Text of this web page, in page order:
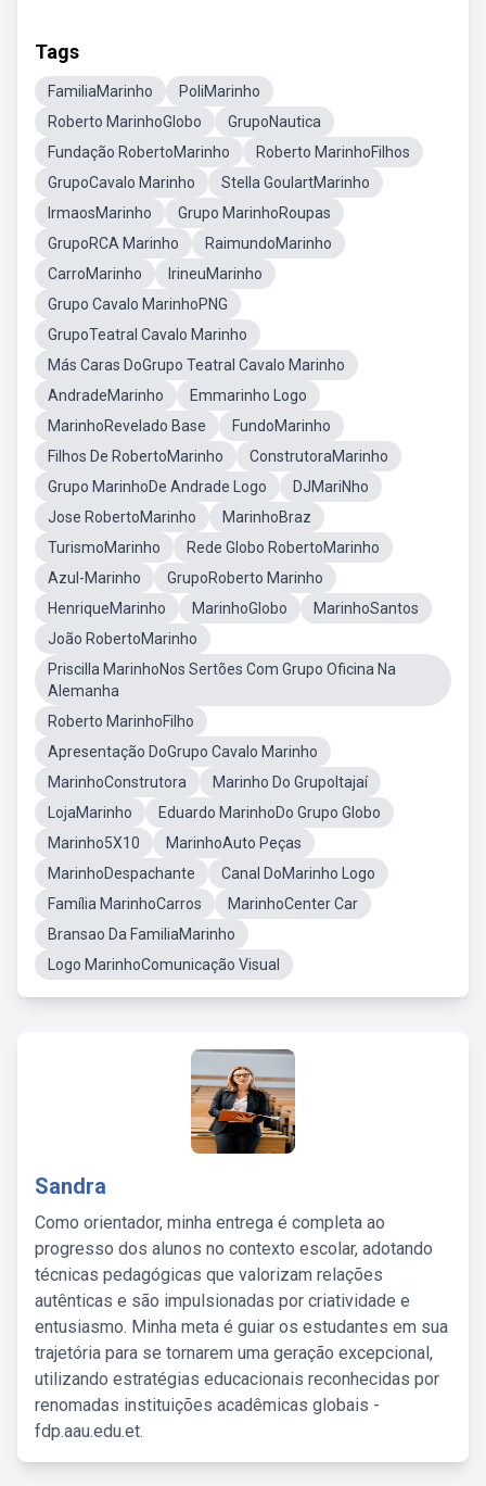
Tags
FamiliaMarinho
PoliMarinho
Roberto MarinhoGlobo
GrupoNautica
Fundação RobertoMarinho
Roberto MarinhoFilhos
GrupoCavalo Marinho
Stella GoulartMarinho
IrmaosMarinho
Grupo MarinhoRoupas
GrupoRCA Marinho
RaimundoMarinho
CarroMarinho
IrineuMarinho
Grupo Cavalo MarinhoPNG
GrupoTeatral Cavalo Marinho
Más Caras DoGrupo Teatral Cavalo Marinho
AndradeMarinho
Emmarinho Logo
MarinhoRevelado Base
FundoMarinho
Filhos De RobertoMarinho
ConstrutoraMarinho
Grupo MarinhoDe Andrade Logo
DJMariNho
Jose RobertoMarinho
MarinhoBraz
TurismoMarinho
Rede Globo RobertoMarinho
Azul-Marinho
GrupoRoberto Marinho
HenriqueMarinho
MarinhoGlobo
MarinhoSantos
João RobertoMarinho
Priscilla MarinhoNos Sertões Com Grupo Oficina Na
Alemanha
Roberto MarinhoFilho
Apresentação DoGrupo Cavalo Marinho
MarinhoConstrutora
Marinho Do GrupoItajaí
LojaMarinho
Eduardo MarinhoDo Grupo Globo
Marinho5X10
MarinhoAuto Peças
MarinhoDespachante
Canal DoMarinho Logo
Família MarinhoCarros
MarinhoCenter Car
Bransao Da FamiliaMarinho
Logo MarinhoComunicação Visual
Sandra
Como orientador, minha entrega é completa ao
progresso dos alunos no contexto escolar, adotando
técnicas pedagógicas que valorizam relações
autênticas e são impulsionadas por criatividade e
entusiasmo. Minha meta é guiar os estudantes em sua
trajetória para se tornarem uma geração excepcional,
utilizando estratégias educacionais reconhecidas por
renomadas instituições acadêmicas globais -
fdp.aau.edu.et.